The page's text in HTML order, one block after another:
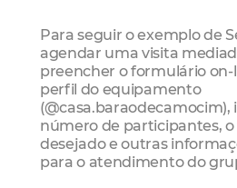
Para seguir o exemplo de
agendar uma visita
preencher o formulário on-
perfil do equipamento
número de participantes,
desejado e outras
para o atendimento do